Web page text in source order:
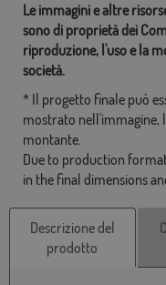
Le immagini e altre
sono di proprietà dei
riproduzione, l'uso e la
società.
* Il progetto finale può
mostrato nell'immagine,
montante.
Due to production
in the final dimensions
Descrizione del
prodotto